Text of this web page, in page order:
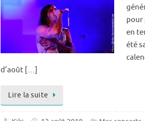
pour
en
été
d’août […]
Lire la suite